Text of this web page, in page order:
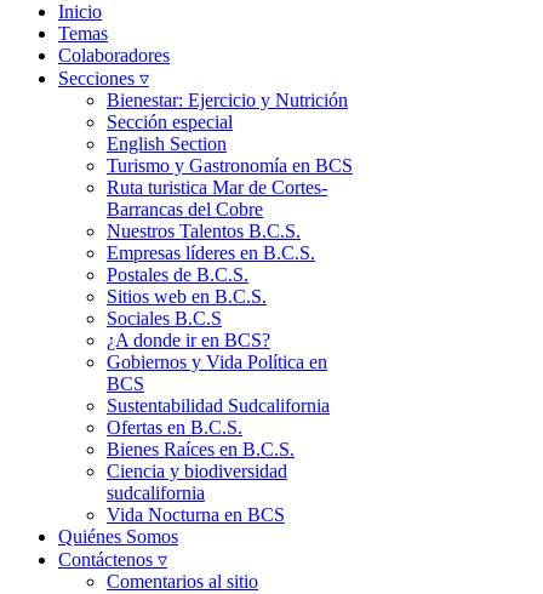
Inicio
Temas
Colaboradores
Secciones ▿
Bienestar: Ejercicio y Nutrición
Sección especial
English Section
Turismo y Gastronomía en BCS
Ruta turistica Mar de Cortes-
Barrancas del Cobre
Nuestros Talentos B.C.S.
Empresas líderes en B.C.S.
Postales de B.C.S.
Sitios web en B.C.S.
Sociales B.C.S
¿A donde ir en BCS?
Gobiernos y Vida Política en
BCS
Sustentabilidad Sudcalifornia
Ofertas en B.C.S.
Bienes Raíces en B.C.S.
Ciencia y biodiversidad
sudcalifornia
Vida Nocturna en BCS
Quiénes Somos
Contáctenos ▿
Comentarios al sitio